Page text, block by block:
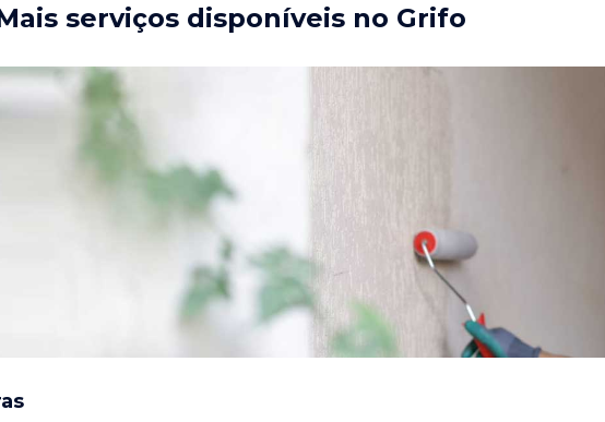
serviços disponíveis no Grifo